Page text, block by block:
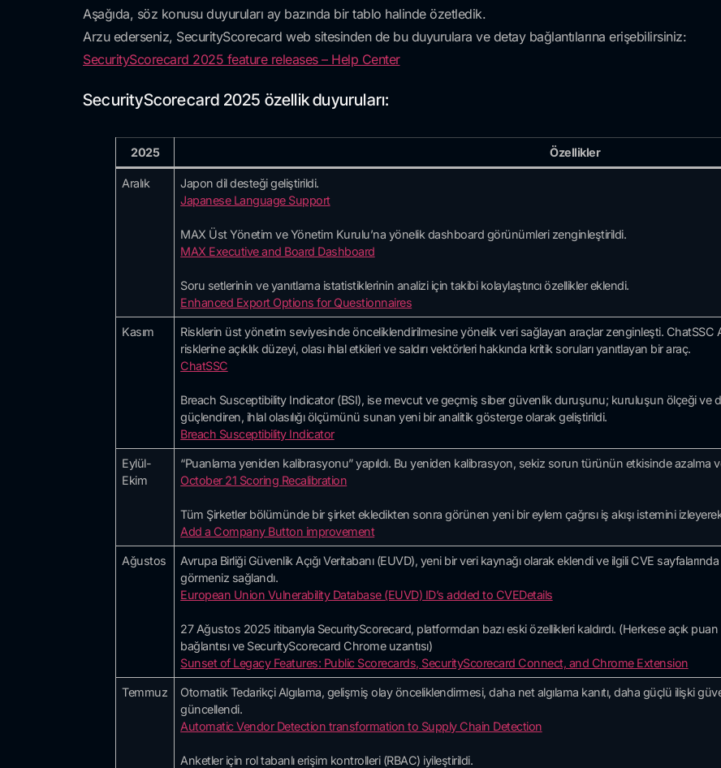
Aşağıda, söz konusu duyuruları ay bazında bir tablo halinde özetledik.
Arzu ederseniz, SecurityScorecard web sitesinden de bu duyurulara ve detay bağlantılarına erişebilirsiniz:
SecurityScorecard 2025 feature releases – Help Center
SecurityScorecard 2025 özellik duyuruları:
2025 Özellikler
Aralık
Japon dil desteği geliştirildi.
Japanese Language Support
MAX Üst Yönetim ve Yönetim Kurulu’na yönelik dashboard görünümleri zenginleştirildi.
MAX Executive and Board Dashboard
Soru setlerinin ve yanıtlama istatistiklerinin analizi için takibi kolaylaştırıcı özellikler eklendi.
Enhanced Export Options for Questionnaires
Kasım
Risklerin üst yönetim seviyesinde önceliklendirilmesine yönelik veri sağlayan araçlar zenginleşti. ChatSSC
risklerine açıklık düzeyi, olası ihlal etkileri ve saldırı vektörleri hakkında kritik soruları yanıtlayan bir araç.
ChatSSC
Breach Susceptibility Indicator (BSI), ise mevcut ve geçmiş siber güvenlik duruşunu; kuruluşun ölçeği ve
güçlendiren, ihlal olasılığı ölçümünü sunan yeni bir analitik gösterge olarak geliştirildi.
Breach Susceptibility Indicator
Eylül-
Ekim
“Puanlama yeniden kalibrasyonu” yapıldı. Bu yeniden kalibrasyon, sekiz sorun türünün etkisinde azalma
October 21 Scoring Recalibration
Tüm Şirketler bölümünde bir şirket ekledikten sonra görünen yeni bir eylem çağrısı iş akışı istemini
Add a Company Button improvement
Ağustos
Avrupa Birliği Güvenlik Açığı Veritabanı (EUVD), yeni bir veri kaynağı olarak eklendi ve ilgili CVE
görmeniz sağlandı.
European Union Vulnerability Database (EUVD) ID’s added to CVEDetails
27 Ağustos 2025 itibarıyla SecurityScorecard, platformdan bazı eski özellikleri kaldırdı. (Herkese açık
bağlantısı ve SecurityScorecard Chrome uzantısı)
Sunset of Legacy Features: Public Scorecards, SecurityScorecard Connect, and Chrome Extension
Temmuz
Otomatik Tedarikçi Algılama, gelişmiş olay önceliklendirmesi, daha net algılama kanıtı, daha güçlü ilişki
güncellendi.
Automatic Vendor Detection transformation to Supply Chain Detection
Anketler için rol tabanlı erişim kontrolleri (RBAC) iyileştirildi.